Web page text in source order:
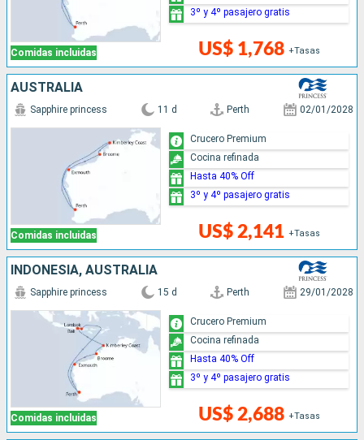
Comidas incluidas US$ 1,768 +Tasas
3º y 4º pasajero gratis
AUSTRALIA
Comidas incluidas
Sapphire princess 11 d Perth 02/01/2028
US$ 2,141 +Tasas
Crucero Premium
Cocina refinada
Hasta 40% Off
3º y 4º pasajero gratis
INDONESIA, AUSTRALIA
Comidas incluidas
Sapphire princess 15 d Perth 29/01/2028
US$ 2,688 +Tasas
Crucero Premium
Cocina refinada
Hasta 40% Off
3º y 4º pasajero gratis